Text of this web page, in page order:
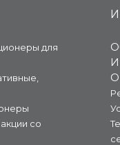
для
со